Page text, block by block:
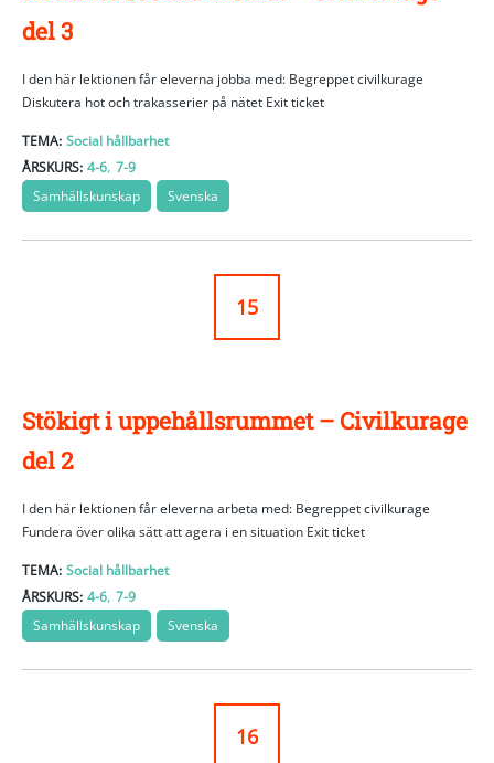
del 3
I den här lektionen får eleverna jobba med: Begreppet civilkurage
Diskutera hot och trakasserier på nätet Exit ticket
TEMA: Social hållbarhet
ÅRSKURS: 4-6, 7-9
Samhällskunskap
Svenska
15
Stökigt i uppehållsrummet – Civilkurage
del 2
I den här lektionen får eleverna arbeta med: Begreppet civilkurage
Fundera över olika sätt att agera i en situation Exit ticket
TEMA: Social hållbarhet
ÅRSKURS: 4-6, 7-9
Samhällskunskap
Svenska
16